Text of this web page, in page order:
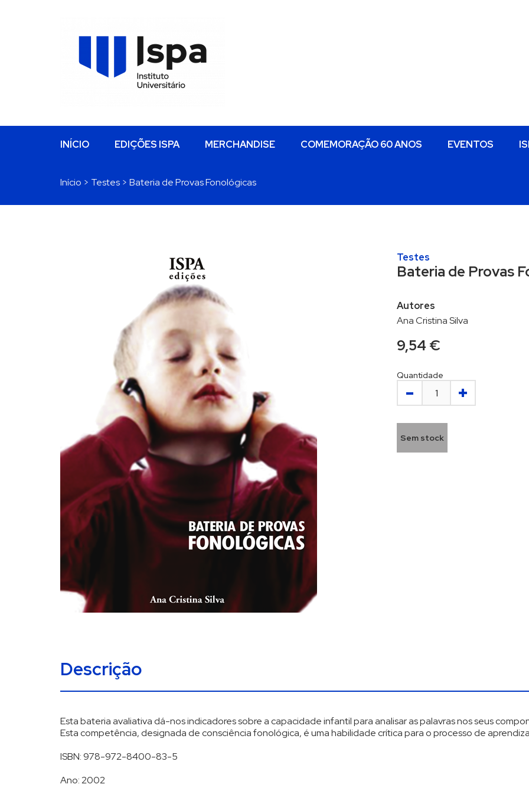
INÍCIO EDIÇÕES ISPA MERCHANDISE COMEMORAÇÃO 60 ANOS EVENTOS
Navegação
Início Testes Bateria de Provas Fonológicas
Testes
Bateria de Provas
Autores
Ana Cristina Silva
9,54 €
Quantidade
Descrição
Esta bateria avaliativa dá-nos indicadores sobre a capacidade infantil para analisar as palavras nos seus
Esta competência, designada de consciência fonológica, é uma habilidade crítica para o processo de
ISBN: 978-972-8400-83-5
Ano: 2002